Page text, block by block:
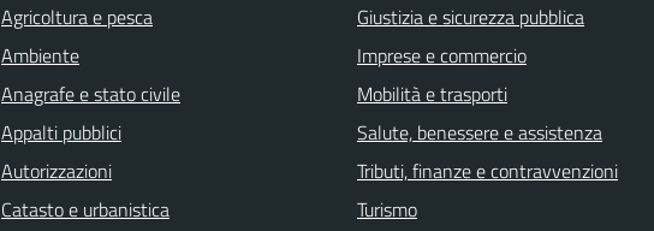
Agricoltura e pesca
Ambiente
Anagrafe e stato civile
Appalti pubblici
Autorizzazioni
Catasto e urbanistica
Giustizia e sicurezza pubblica
Imprese e commercio
Mobilità e trasporti
Salute, benessere e assistenza
Tributi, finanze e contravvenzioni
Turismo